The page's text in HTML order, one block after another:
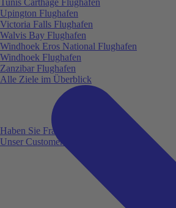
Haben Sie Fragen?
Unser Customer Service ist für Sie da!
Upington Flughafen
Victoria Falls Flughafen
Walvis Bay Flughafen
Windhoek Eros National Flughafen
Windhoek Flughafen
Zanzibar Flughafen
Alle Ziele im Überblick